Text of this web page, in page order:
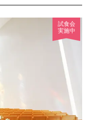
試食会
実施中